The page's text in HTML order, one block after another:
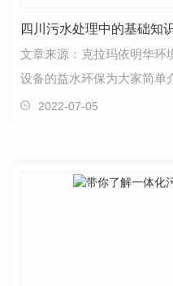
四川污水处理中的基础知
文章来源：克拉玛依明华环
设备的益水环保为大家简单
货，一起来看下吧！一、四
2022-07-05